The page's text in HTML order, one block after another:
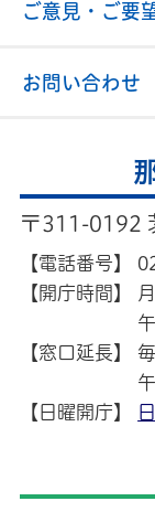
ご意見・ご要
お問い合わせ
〒311-0192
【電話番号】
【開庁時間】
【窓口延長】
【日曜開庁】